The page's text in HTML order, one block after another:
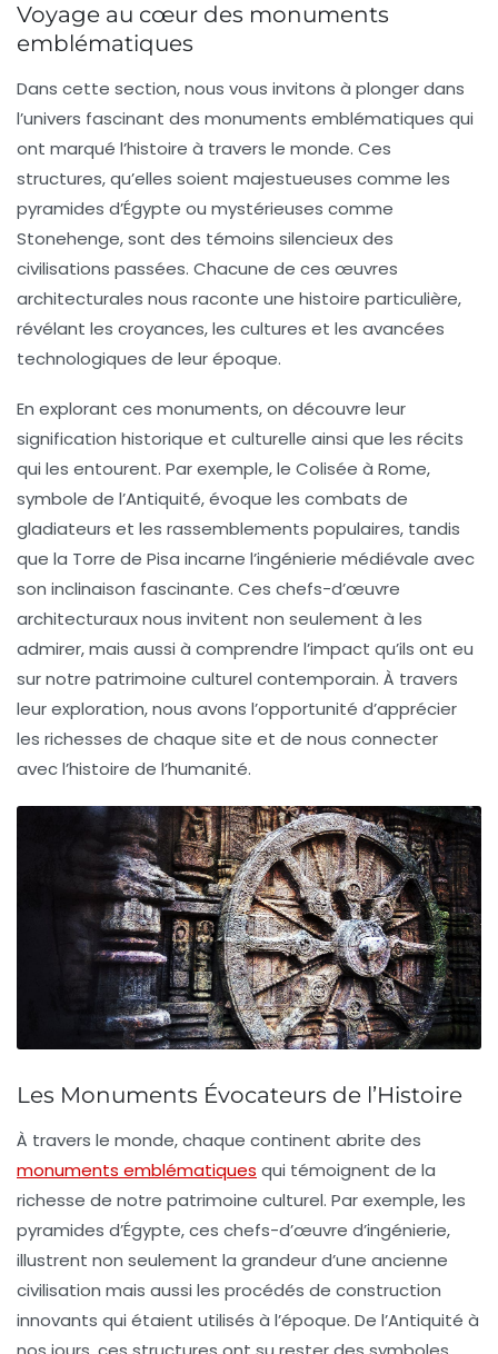
Voyage au cœur des monuments
emblématiques
Dans cette section, nous vous invitons à plonger dans
l’univers fascinant des monuments emblématiques qui
ont marqué l’histoire à travers le monde. Ces
structures, qu’elles soient majestueuses comme les
pyramides d’Égypte ou mystérieuses comme
Stonehenge, sont des témoins silencieux des
civilisations passées. Chacune de ces œuvres
architecturales nous raconte une histoire particulière,
révélant les croyances, les cultures et les avancées
technologiques de leur époque.
En explorant ces monuments, on découvre leur
signification historique et culturelle ainsi que les récits
qui les entourent. Par exemple, le Colisée à Rome,
symbole de l’Antiquité, évoque les combats de
gladiateurs et les rassemblements populaires, tandis
que la Torre de Pisa incarne l’ingénierie médiévale avec
son inclinaison fascinante. Ces chefs-d’œuvre
architecturaux nous invitent non seulement à les
admirer, mais aussi à comprendre l’impact qu’ils ont eu
sur notre patrimoine culturel contemporain. À travers
leur exploration, nous avons l’opportunité d’apprécier
les richesses de chaque site et de nous connecter
avec l’histoire de l’humanité.
Les Monuments Évocateurs de l’Histoire
À travers le monde, chaque continent abrite des
monuments emblématiques qui témoignent de la
richesse de notre patrimoine culturel. Par exemple, les
pyramides d’Égypte, ces chefs-d’œuvre d’ingénierie,
illustrent non seulement la grandeur d’une ancienne
civilisation mais aussi les procédés de construction
innovants qui étaient utilisés à l’époque. De l’Antiquité à